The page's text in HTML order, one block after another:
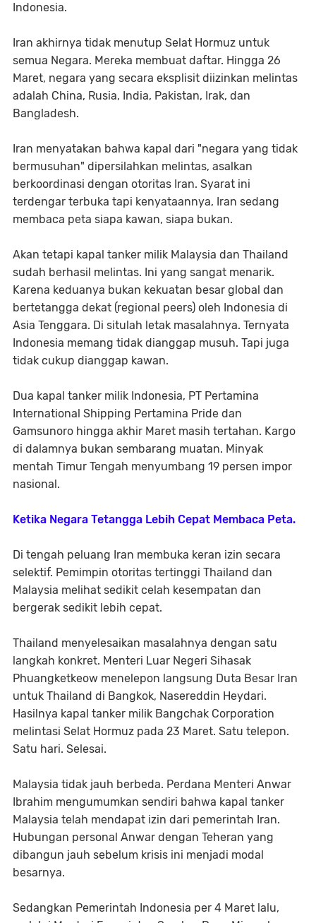
Indonesia.
Iran akhirnya tidak menutup Selat Hormuz untuk
semua Negara. Mereka membuat daftar. Hingga 26
Maret, negara yang secara eksplisit diizinkan melintas
adalah China, Rusia, India, Pakistan, Irak, dan
Bangladesh.
Iran menyatakan bahwa kapal dari "negara yang tidak
bermusuhan" dipersilahkan melintas, asalkan
berkoordinasi dengan otoritas Iran. Syarat ini
terdengar terbuka tapi kenyataannya, Iran sedang
membaca peta siapa kawan, siapa bukan.
Akan tetapi kapal tanker milik Malaysia dan Thailand
sudah berhasil melintas. Ini yang sangat menarik.
Karena keduanya bukan kekuatan besar global dan
bertetangga dekat (regional peers) oleh Indonesia di
Asia Tenggara. Di situlah letak masalahnya. Ternyata
Indonesia memang tidak dianggap musuh. Tapi juga
tidak cukup dianggap kawan.
Dua kapal tanker milik Indonesia, PT Pertamina
International Shipping Pertamina Pride dan
Gamsunoro hingga akhir Maret masih tertahan. Kargo
di dalamnya bukan sembarang muatan. Minyak
mentah Timur Tengah menyumbang 19 persen impor
nasional.
Ketika Negara Tetangga Lebih Cepat Membaca Peta.
Di tengah peluang Iran membuka keran izin secara
selektif. Pemimpin otoritas tertinggi Thailand dan
Malaysia melihat sedikit celah kesempatan dan
bergerak sedikit lebih cepat.
Thailand menyelesaikan masalahnya dengan satu
langkah konkret. Menteri Luar Negeri Sihasak
Phuangketkeow menelepon langsung Duta Besar Iran
untuk Thailand di Bangkok, Nasereddin Heydari.
Hasilnya kapal tanker milik Bangchak Corporation
melintasi Selat Hormuz pada 23 Maret. Satu telepon.
Satu hari. Selesai.
Malaysia tidak jauh berbeda. Perdana Menteri Anwar
Ibrahim mengumumkan sendiri bahwa kapal tanker
Malaysia telah mendapat izin dari pemerintah Iran.
Hubungan personal Anwar dengan Teheran yang
dibangun jauh sebelum krisis ini menjadi modal
besarnya.
Sedangkan Pemerintah Indonesia per 4 Maret lalu,